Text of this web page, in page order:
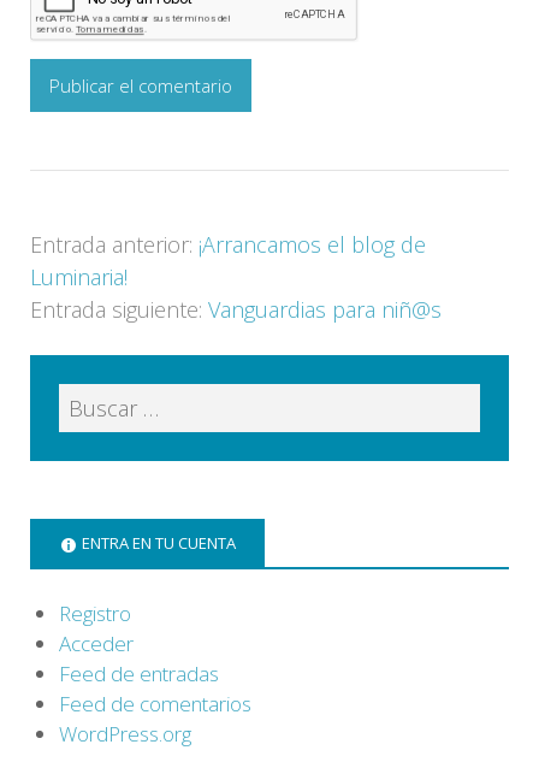
Entrada anterior: ¡Arrancamos el blog de
Luminaria!
Entrada siguiente: Vanguardias para niñ@s
ENTRA EN TU CUENTA
Registro
Acceder
Feed de entradas
Feed de comentarios
WordPress.org